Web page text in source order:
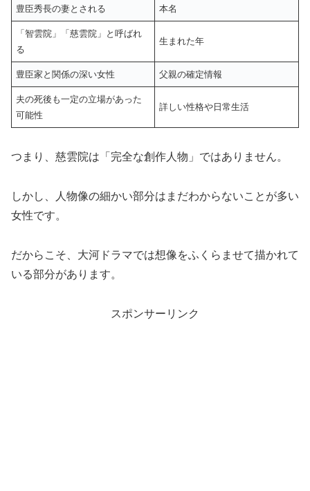
豊臣秀長の妻とされる 本名
「智雲院」「慈雲院」と呼ばれ
る
生まれた年
豊臣家と関係の深い女性 父親の確定情報
夫の死後も一定の立場があった
可能性
詳しい性格や日常生活
つまり、慈雲院は「完全な創作人物」ではありません。
しかし、人物像の細かい部分はまだわからないことが多い
女性です。
だからこそ、大河ドラマでは想像をふくらませて描かれて
いる部分があります。
スポンサーリンク